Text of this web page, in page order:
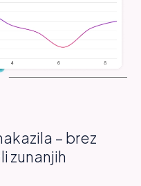
– brez
zunanjih